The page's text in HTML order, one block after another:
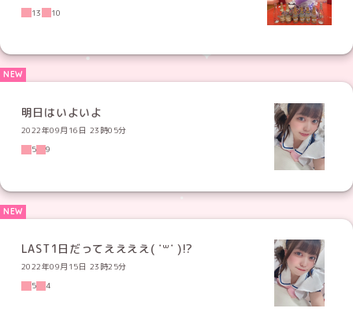
13
10
明日はいよいよ
2022年09月16日 23時05分
5
9
LAST1日だってええええ( ˙꒳​˙ )!?
2022年09月15日 23時25分
5
4